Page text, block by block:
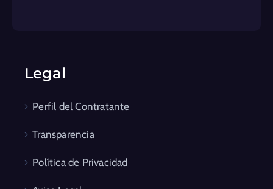
Legal
Perfil del Contratante
Transparencia
Política de Privacidad